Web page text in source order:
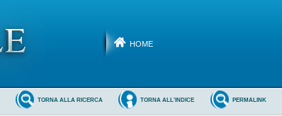
HOME
PERMALINK
TORNA ALL'INDICE
TORNA ALLA RICERCA